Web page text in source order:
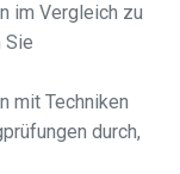
im Vergleich zu
Sie
mit Techniken
durch,